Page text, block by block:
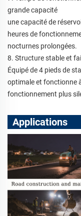
grande capacité
une capacité de
heures de
nocturnes prolongées.
8. Structure stable et
Équipé de 4 pieds de
optimale et fonctionne
fonctionnement plus
Applications